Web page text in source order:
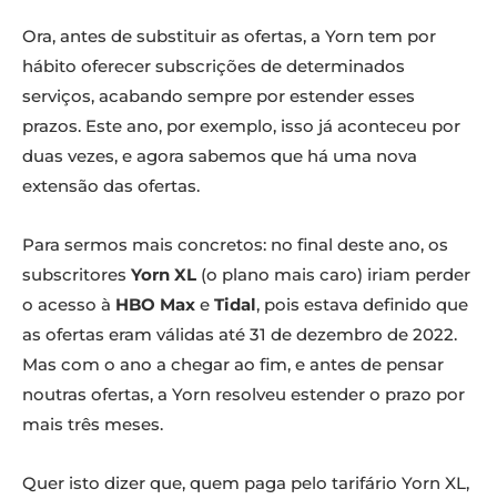
Ora, antes de substituir as ofertas, a Yorn tem por
hábito oferecer subscrições de determinados
serviços, acabando sempre por estender esses
prazos. Este ano, por exemplo, isso já aconteceu por
duas vezes, e agora sabemos que há uma nova
extensão das ofertas.
Para sermos mais concretos: no final deste ano, os
subscritores Yorn XL (o plano mais caro) iriam perder
o acesso à HBO Max e Tidal, pois estava definido que
as ofertas eram válidas até 31 de dezembro de 2022.
Mas com o ano a chegar ao fim, e antes de pensar
noutras ofertas, a Yorn resolveu estender o prazo por
mais três meses.
Quer isto dizer que, quem paga pelo tarifário Yorn XL,